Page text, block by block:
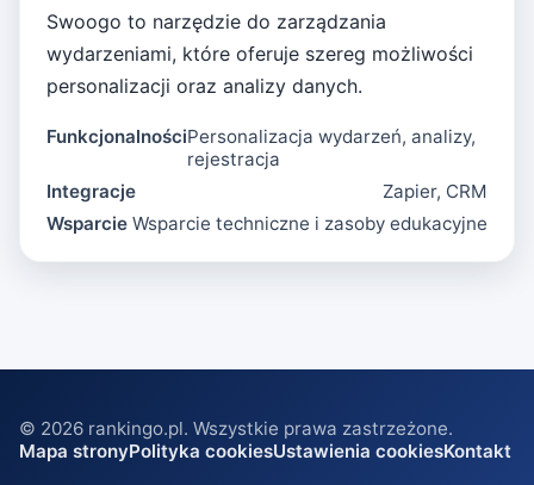
Swoogo to narzędzie do zarządzania
wydarzeniami, które oferuje szereg możliwości
personalizacji oraz analizy danych.
FunkcjonalnościPersonalizacja wydarzeń, analizy,
rejestracja
Integracje
Zapier, CRM
Wsparcie Wsparcie techniczne i zasoby edukacyjne
© 2026 rankingo.pl. Wszystkie prawa zastrzeżone.
Mapa stronyPolityka cookiesUstawienia cookiesKontakt